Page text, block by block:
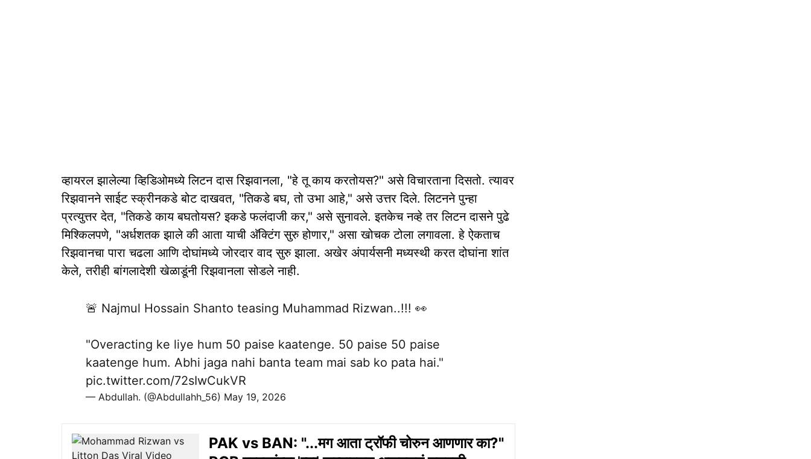
व्हायरल झालेल्या व्हिडिओमध्ये लिटन दास रिझवानला, "हे तू काय करतोयस?" असे विचारताना दिसतो. त्यावर
रिझवानने साईट स्क्रीनकडे बोट दाखवत, "तिकडे बघ, तो उभा आहे," असे उत्तर दिले. लिटनने पुन्हा
प्रत्युत्तर देत, "तिकडे काय बघतोयस? इकडे फलंदाजी कर," असे सुनावले. इतकेच नव्हे तर लिटन दासने पुढे
मिश्किलपणे, "अर्धशतक झाले की आता याची अ‍ॅक्टिंग सुरु होणार," असा खोचक टोला लगावला. हे ऐकताच
रिझवानचा पारा चढला आणि दोघांमध्ये जोरदार वाद सुरु झाला. अखेर अंपार्यसनी मध्यस्थी करत दोघांना शांत
केले, तरीही बांगलादेशी खेळाडूंनी रिझवानला सोडले नाही.
🚨 Najmul Hossain Shanto teasing Muhammad Rizwan..!!! 👀
"Overacting ke liye hum 50 paise kaatenge. 50 paise 50 paise
kaatenge hum. Abhi jaga nahi banta team mai sab ko pata hai."
pic.twitter.com/72sIwCukVR
— Abdullah. (@Abdullahh_56) May 19, 2026
PAK vs BAN: "...मग आता ट्रॉफी चोरुन आणणार का?"